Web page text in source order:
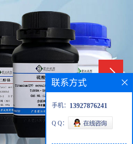
联系方式
手机： 13927876241
Q Q：